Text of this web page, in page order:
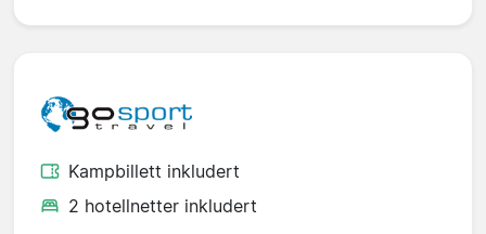
Kampbillett inkludert
2 hotellnetter inkludert